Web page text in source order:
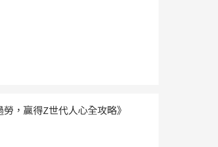
，贏得Z世代人心全攻略》